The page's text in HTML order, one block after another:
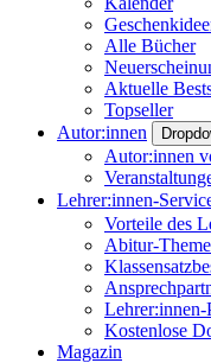
Alle Bücher
Aktuelle
Topseller
Autor:innen
Autor:innen
Lehrer:innen-
Vorteile des
Abitur-
Lehrer:innen-
Kostenlose
Magazin